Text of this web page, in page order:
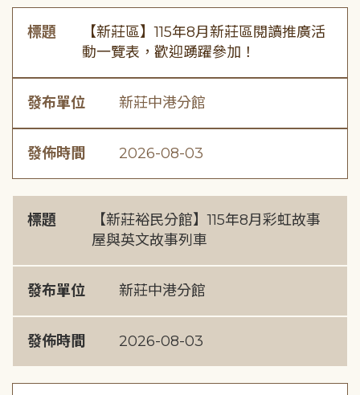
標題
【新莊區】115年8月新莊區閱讀推廣活
動一覽表，歡迎踴躍參加！
發布單位 新莊中港分館
發佈時間 2026-08-03
標題
【新莊裕民分館】115年8月彩虹故事
屋與英文故事列車
發布單位 新莊中港分館
發佈時間 2026-08-03